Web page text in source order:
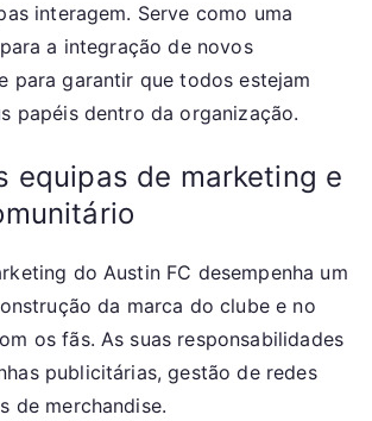
interagem. Serve como uma
a integração de novos
para garantir que todos estejam
papéis dentro da organização.
equipas de marketing e
do Austin FC desempenha um
da marca do clube e no
os fãs. As suas responsabilidades
publicitárias, gestão de redes
de merchandise.